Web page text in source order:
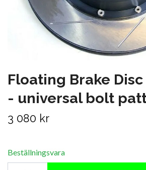
Floating Brake Disc
- universal bolt
3 080 kr
Beställningsvara